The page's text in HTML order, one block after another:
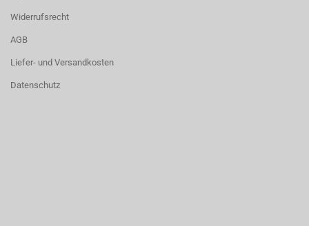
Widerrufsrecht
AGB
Liefer- und Versandkosten
Datenschutz